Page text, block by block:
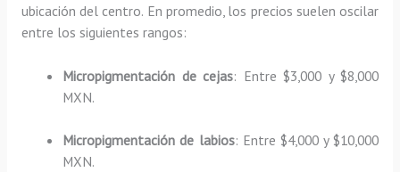
ubicación del centro. En promedio, los precios suelen oscilar
entre los siguientes rangos:
Micropigmentación de cejas: Entre $3,000 y $8,000
MXN.
Micropigmentación de labios: Entre $4,000 y $10,000
MXN.